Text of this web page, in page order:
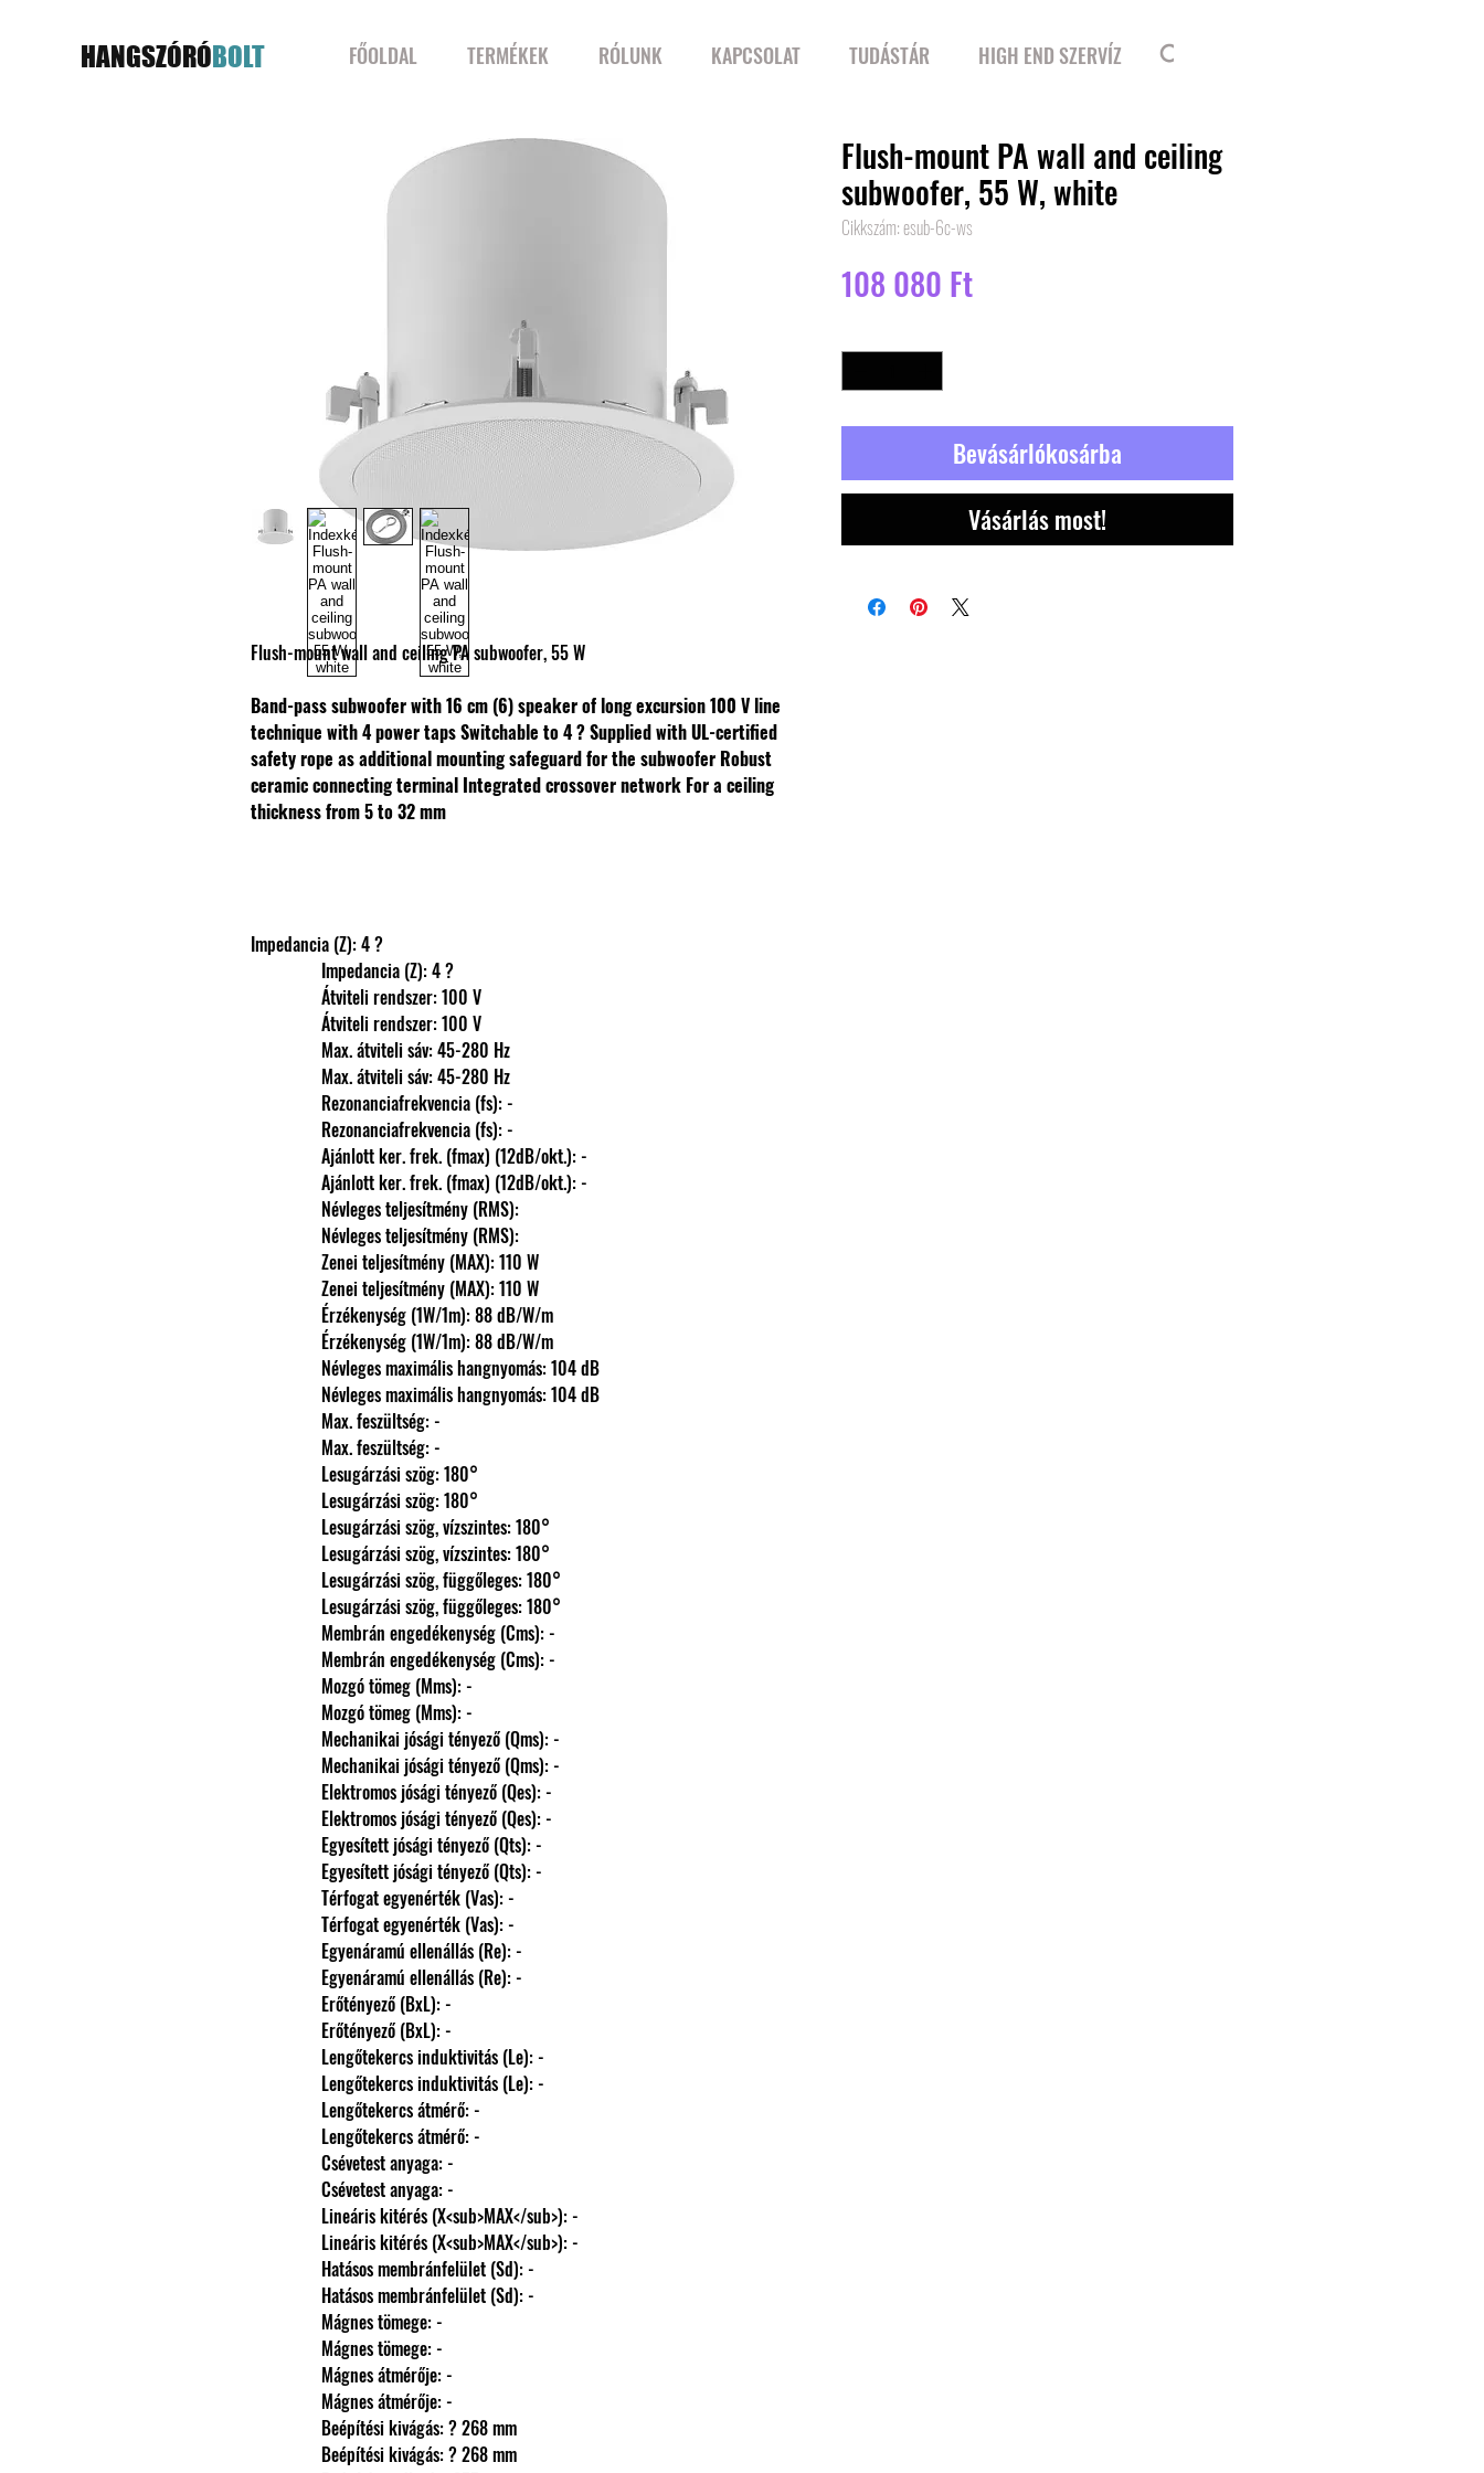
HANGSZÓRÓBOLT FŐOLDAL TERMÉKEK RÓLUNK KAPCSOLAT TUDÁSTÁR HIGH END SZERVÍZ
Flush-mount wall and ceiling PA subwoofer, 55 W
Band-pass subwoofer with 16 cm (6) speaker of long excursion100 V line
technique with 4 power tapsSwitchable to 4 ?Supplied with UL-certified
safety rope as additional mounting safeguard for the subwoofer Robust
ceramic connecting terminal Integrated crossover network For a ceiling
thickness from 5 to 32 mm
Impedancia (Z): 4 ?
                Impedancia (Z): 4 ?
                Átviteli rendszer: 100 V
                Átviteli rendszer: 100 V
                Max. átviteli sáv: 45-280 Hz
                Max. átviteli sáv: 45-280 Hz
                Rezonanciafrekvencia (fs): -
                Rezonanciafrekvencia (fs): -
                Ajánlott ker. frek. (fmax) (12dB/okt.): -
                Ajánlott ker. frek. (fmax) (12dB/okt.): -
                Névleges teljesítmény (RMS):
                Névleges teljesítmény (RMS):
                Zenei teljesítmény (MAX): 110 W
                Zenei teljesítmény (MAX): 110 W
                Érzékenység (1W/1m): 88 dB/W/m
                Érzékenység (1W/1m): 88 dB/W/m
                Névleges maximális hangnyomás: 104 dB
                Névleges maximális hangnyomás: 104 dB
                Max. feszültség: -
                Max. feszültség: -
                Lesugárzási szög: 180°
                Lesugárzási szög: 180°
                Lesugárzási szög, vízszintes: 180°
                Lesugárzási szög, vízszintes: 180°
                Lesugárzási szög, függőleges: 180°
                Lesugárzási szög, függőleges: 180°
                Membrán engedékenység (Cms): -
                Membrán engedékenység (Cms): -
                Mozgó tömeg (Mms): -
                Mozgó tömeg (Mms): -
                Mechanikai jósági tényező (Qms): -
                Mechanikai jósági tényező (Qms): -
                Elektromos jósági tényező (Qes): -
                Elektromos jósági tényező (Qes): -
                Egyesített jósági tényező (Qts): -
                Egyesített jósági tényező (Qts): -
                Térfogat egyenérték (Vas): -
                Térfogat egyenérték (Vas): -
                Egyenáramú ellenállás (Re): -
                Egyenáramú ellenállás (Re): -
                Erőtényező (BxL): -
                Erőtényező (BxL): -
                Lengőtekercs induktivitás (Le): -
                Lengőtekercs induktivitás (Le): -
                Lengőtekercs átmérő: -
                Lengőtekercs átmérő: -
                Csévetest anyaga: -
                Csévetest anyaga: -
                Lineáris kitérés (X<sub>MAX</sub>): -
                Lineáris kitérés (X<sub>MAX</sub>): -
                Hatásos membránfelület (Sd): -
                Hatásos membránfelület (Sd): -
                Mágnes tömege: -
                Mágnes tömege: -
                Mágnes átmérője: -
                Mágnes átmérője: -
                Beépítési kivágás: ? 268 mm
                Beépítési kivágás: ? 268 mm
Flush-mount PA wall and ceiling
subwoofer, 55 W, white
Cikkszám: esub-6c-ws
108 080 FtÁr
Bevásárlókosárba
Vásárlás most!